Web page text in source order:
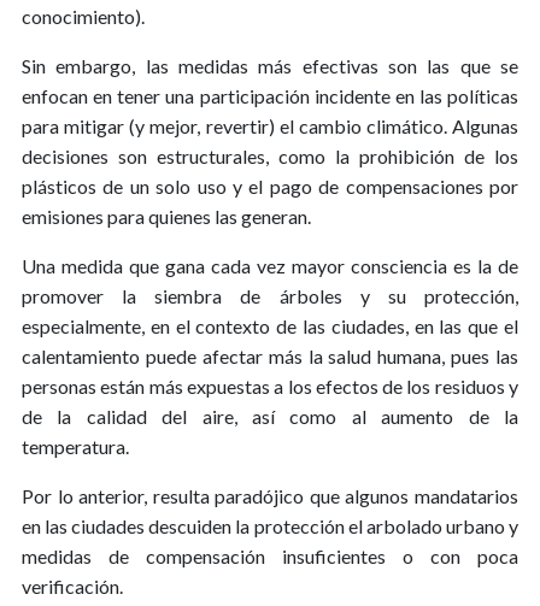
conocimiento).
Sin embargo, las medidas más efectivas son las que se
enfocan en tener una participación incidente en las políticas
para mitigar (y mejor, revertir) el cambio climático. Algunas
decisiones son estructurales, como la prohibición de los
plásticos de un solo uso y el pago de compensaciones por
emisiones para quienes las generan.
Una medida que gana cada vez mayor consciencia es la de
promover la siembra de árboles y su protección,
especialmente, en el contexto de las ciudades, en las que el
calentamiento puede afectar más la salud humana, pues las
personas están más expuestas a los efectos de los residuos y
de la calidad del aire, así como al aumento de la
temperatura.
Por lo anterior, resulta paradójico que algunos mandatarios
en las ciudades descuiden la protección el arbolado urbano y
medidas de compensación insuficientes o con poca
verificación.